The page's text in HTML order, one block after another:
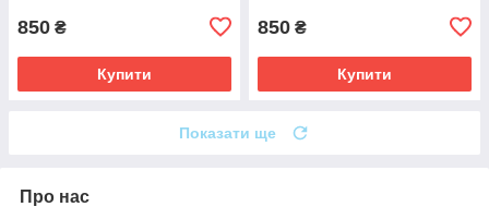
850 ₴
Купити
850 ₴
Купити
Показати ще
Про нас